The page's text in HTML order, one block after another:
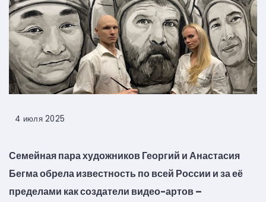
4 июля 2025
Семейная пара художников Георгий и Анастасия
Бегма обрела известность по всей России и за её
пределами как создатели видео-артов–